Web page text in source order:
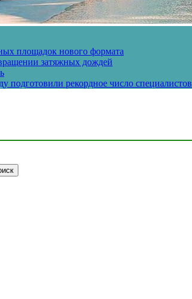
площадок нового формата
затяжных дождей
подготовили рекордное число специалистов